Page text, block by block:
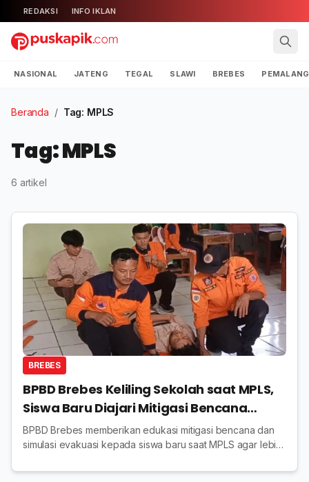
REDAKSI INFO IKLAN
NASIONAL JATENG TEGAL SLAWI BREBES PEMALANG
Beranda / Tag: MPLS
Tag: MPLS
6 artikel
BREBES
BPBD Brebes Keliling Sekolah saat MPLS,
Siswa Baru Diajari Mitigasi Bencana
hingga Simulasi Evakuasi
BPBD Brebes memberikan edukasi mitigasi bencana dan
simulasi evakuasi kepada siswa baru saat MPLS agar lebih